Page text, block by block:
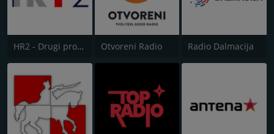
HR2 - Drugi program Otvoreni Radio Radio Dalmacija